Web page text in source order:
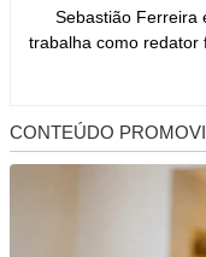
Sebastião Ferreira
trabalha como redator